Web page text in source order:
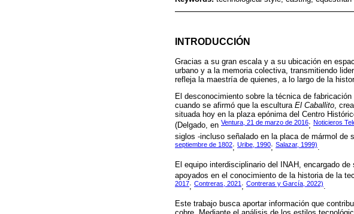
INTRODUCCIÓN
Gracias a su gran escala y a su ubicación en
urbano y a la memoria colectiva, transmitiendo
refleja la maestría de quienes, a lo largo de la
El desconocimiento sobre la técnica de
cuando se afirmó que la escultura El Caballito,
situada hoy en la plaza epónima del Centro
(Delgado, en Ventura, 21 de marzo de 2016; Noticieros
siglos -incluso señalado en la placa de mármol de
septiembre de 1802; Uribe, 1990; Salazar, 1999).
El equipo interdisciplinario del INAH, encargado
apoyados en el conocimiento de la historia de la
2017; Contreras, 2021 ; Contreras y García, 2022).
Este trabajo busca aportar información que